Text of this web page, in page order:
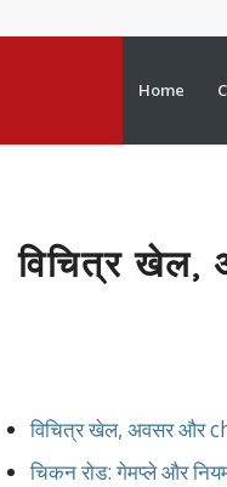
Home
विचित्र खेल,
विचित्र खेल, अवसर और
चिकन रोड: गेमप्ले और